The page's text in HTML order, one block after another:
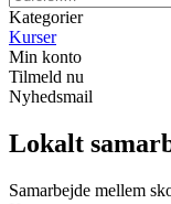
Kategorier
Kurser
Min konto
Tilmeld nu
Nyhedsmail
Lokalt
Samarbejde mellem